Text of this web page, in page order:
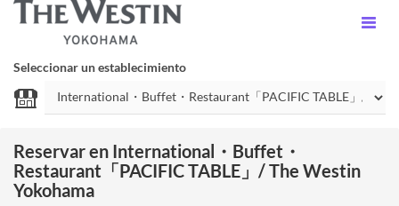
Seleccionar un establecimiento
Reservar en International・Buffet・
Restaurant「PACIFIC TABLE」/ The Westin
Yokohama